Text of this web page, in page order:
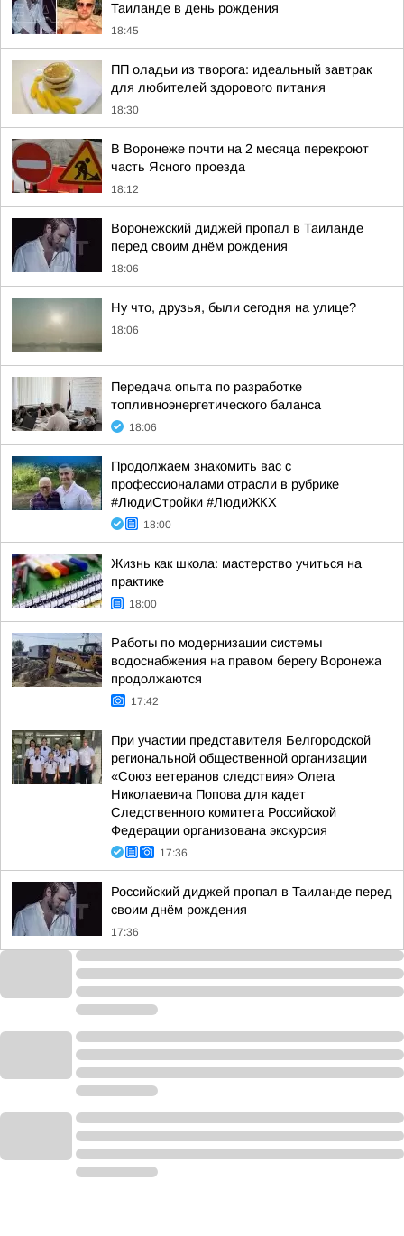
Таиланде в день рождения
18:45
ПП оладьи из творога: идеальный завтрак
для любителей здорового питания
18:30
В Воронеже почти на 2 месяца перекроют
часть Ясного проезда
18:12
Воронежский диджей пропал в Таиланде
перед своим днём рождения
18:06
Ну что, друзья, были сегодня на улице?
18:06
Передача опыта по разработке
топливноэнергетического баланса
18:06
Продолжаем знакомить вас с
профессионалами отрасли в рубрике
#ЛюдиСтройки #ЛюдиЖКХ
18:00
Жизнь как школа: мастерство учиться на
практике
18:00
Работы по модернизации системы
водоснабжения на правом берегу Воронежа
продолжаются
17:42
При участии представителя Белгородской
региональной общественной организации
«Союз ветеранов следствия» Олега
Николаевича Попова для кадет
Следственного комитета Российской
Федерации организована экскурсия
17:36
Российский диджей пропал в Таиланде перед
своим днём рождения
17:36